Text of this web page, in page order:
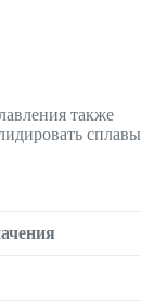
также
сплавы